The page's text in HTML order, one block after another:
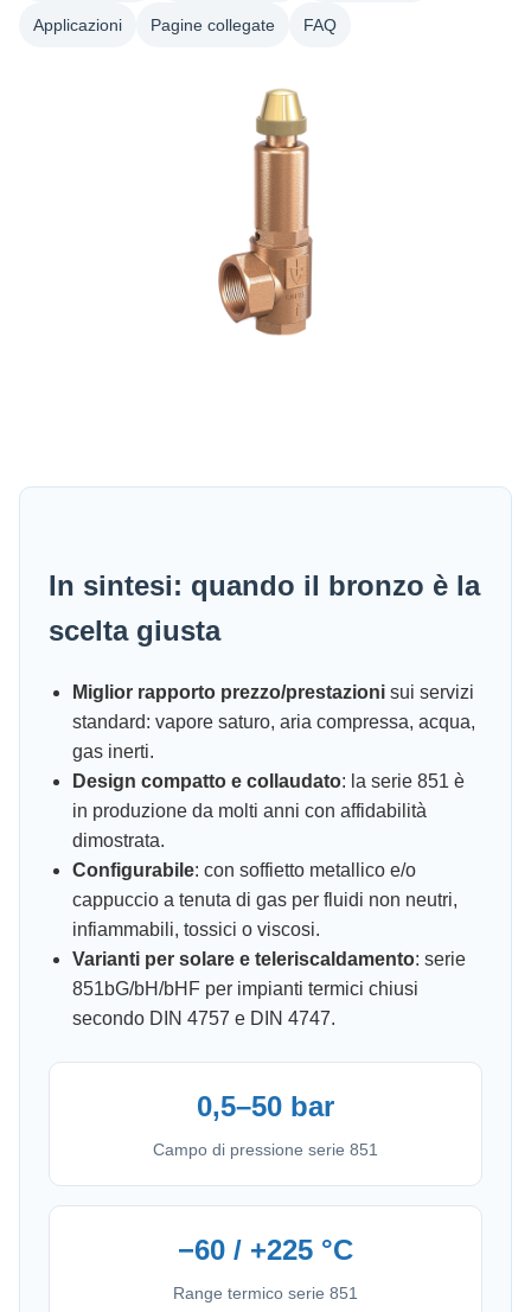
Applicazioni Pagine collegate FAQ
In sintesi: quando il bronzo è la
scelta giusta
Miglior rapporto prezzo/prestazioni sui servizi
standard: vapore saturo, aria compressa, acqua,
gas inerti.
Design compatto e collaudato: la serie 851 è
in produzione da molti anni con affidabilità
dimostrata.
Configurabile: con soffietto metallico e/o
cappuccio a tenuta di gas per fluidi non neutri,
infiammabili, tossici o viscosi.
Varianti per solare e teleriscaldamento: serie
851bG/bH/bHF per impianti termici chiusi
secondo DIN 4757 e DIN 4747.
0,5–50 bar
Campo di pressione serie 851
−60 / +225 °C
Range termico serie 851